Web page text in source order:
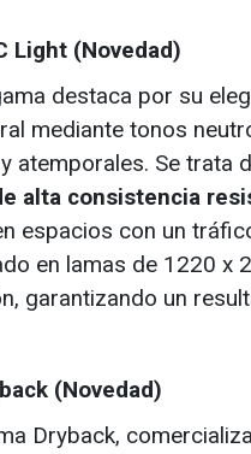
Light (Novedad)
destaca por su
mediante tonos
atemporales. Se trata
alta consistencia
espacios con un
en lamas de 1220 x
garantizando un
(Novedad)
Dryback,